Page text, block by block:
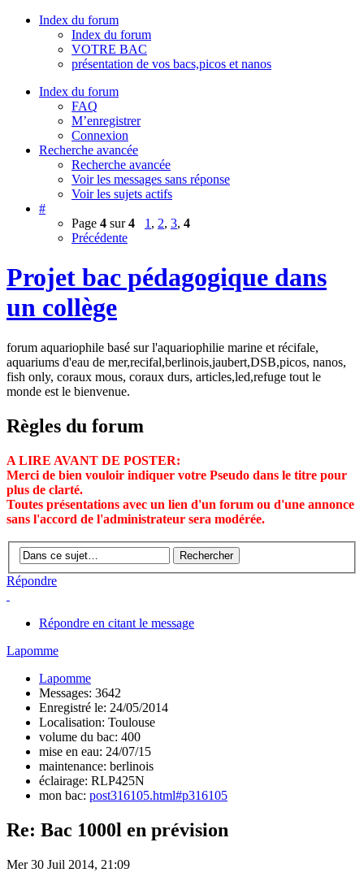
Index du forum
Index du forum
VOTRE BAC
présentation de vos bacs,picos et nanos
Index du forum
FAQ
M’enregistrer
Connexion
Recherche avancée
Recherche avancée
Voir les messages sans réponse
Voir les sujets actifs
#
Page 4 sur4 1 , 2, 3, 4
Précédente
Projet bac pédagogique dans
un collège
forum aquariophile basé sur l'aquariophilie marine et récifale,
aquariums d'eau de mer,recifal,berlinois,jaubert,DSB,picos, nanos,
fish only, coraux mous, coraux durs, articles,led,refuge tout le
monde est le bienvenue.
Règles du forum
A LIRE AVANT DE POSTER:
Merci de bien vouloir indiquer votre Pseudo dans le titre pour
plus de clarté.
Toutes présentations avec un lien d'un forum ou d'une annonce
sans l'accord de l'administrateur sera modérée.
Répondre
Répondre en citant le message
Lapomme
Lapomme
Messages: 3642
Enregistré le: 24/05/2014
Localisation: Toulouse
volume du bac: 400
mise en eau: 24/07/15
maintenance: berlinois
éclairage: RLP425N
mon bac: post316105.html#p316105
Re: Bac 1000l en prévision
Mer 30 Juil 2014, 21:09